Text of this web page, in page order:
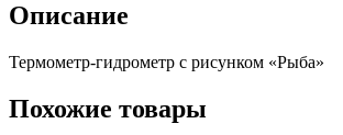
Описание
Термометр-гидрометр с рисунком «Рыба»
Похожие товары